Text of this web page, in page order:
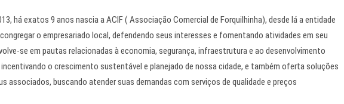
há exatos 9 anos nascia a ACIF ( Associação Comercial de Forquilhinha), desde lá a entidade
o empresariado local, defendendo seus interesses e fomentando atividades em seu
se em pautas relacionadas à economia, segurança, infraestrutura e ao desenvolvimento
incentivando o crescimento sustentável e planejado de nossa cidade, e também oferta soluções
associados, buscando atender suas demandas com serviços de qualidade e preços